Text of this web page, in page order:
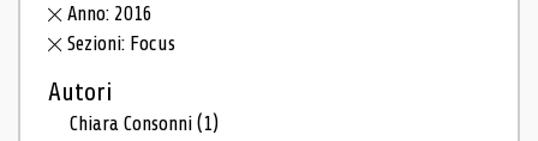
Anno: 2016
Sezioni: Focus
Autori
Chiara Consonni(1)